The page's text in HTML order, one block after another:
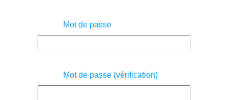
Mot de passe
Mot de passe (vérification)